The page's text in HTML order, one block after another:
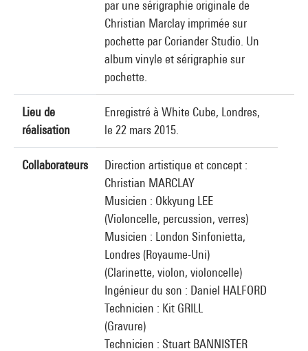
par une sérigraphie originale de
Christian Marclay imprimée sur
pochette par Coriander Studio. Un
album vinyle et sérigraphie sur
pochette.
Lieu de
réalisation
Enregistré à White Cube, Londres,
le 22 mars 2015.
Collaborateurs
Direction artistique et concept :
Christian MARCLAY
Musicien : Okkyung LEE
(Violoncelle, percussion, verres)
Musicien : London Sinfonietta,
Londres (Royaume-Uni)
(Clarinette, violon, violoncelle)
Ingénieur du son : Daniel HALFORD
Technicien : Kit GRILL
(Gravure)
Technicien : Stuart BANNISTER